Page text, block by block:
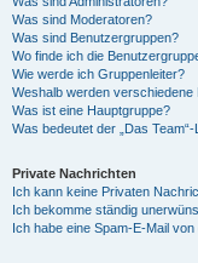
Was sind Moderatoren?
Was sind Benutzergruppen?
Wo finde ich die
Wie werde ich Gruppenleiter?
Weshalb werden
Was ist eine Hauptgruppe?
Was bedeutet der „Das
Private Nachrichten
Ich kann keine Privaten
Ich bekomme ständig
Ich habe eine Spam-E-Mail